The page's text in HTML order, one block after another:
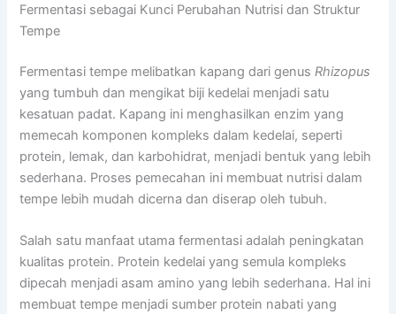
Fermentasi sebagai Kunci Perubahan Nutrisi dan Struktur
Tempe
Fermentasi tempe melibatkan kapang dari genusRhizopus
yang tumbuh dan mengikat biji kedelai menjadi satu
kesatuan padat. Kapang ini menghasilkan enzim yang
memecah komponen kompleks dalam kedelai, seperti
protein, lemak, dan karbohidrat, menjadi bentuk yang lebih
sederhana. Proses pemecahan ini membuat nutrisi dalam
tempe lebih mudah dicerna dan diserap oleh tubuh.
Salah satu manfaat utama fermentasi adalah peningkatan
kualitas protein. Protein kedelai yang semula kompleks
dipecah menjadi asam amino yang lebih sederhana. Hal ini
membuat tempe menjadi sumber protein nabati yang